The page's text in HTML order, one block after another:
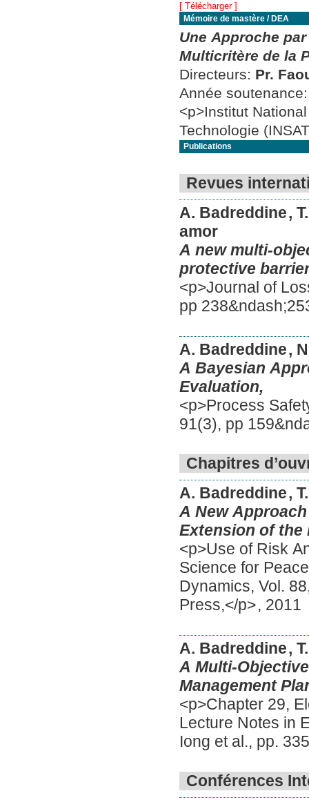
[ Télécharger ]
Mémoire de mastère / DEA
Une Approche
Multicritère de la
Directeurs: Pr.
Année
<p>Institut
Technologie
Publications
Revues
A. Badreddine,
amor
A new multi-
protective
<p>Journal of
pp
A. Badreddine,
A Bayesian
Evaluation,
<p>Process
91(3), pp
Chapitres
A. Badreddine,
A New
Extension of the
<p>Use of Risk
Science for
Dynamics, Vol.
Press,</p>, 2011
A. Badreddine,
A Multi-
Management
<p>Chapter 29,
Lecture Notes in
Iong et al., pp.
Conférences